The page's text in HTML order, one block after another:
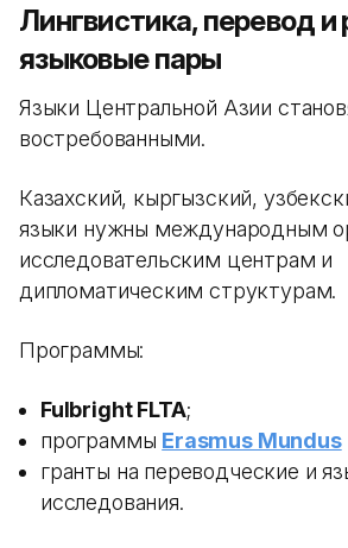
Лингвистика, перевод и
языковые пары
Языки Центральной Азии
востребованными.
Казахский, кыргызский,
языки нужны международным
исследовательским центрам и
дипломатическим структурам.
Программы:
Fulbright FLTA;
программы Erasmus Mundus
гранты на переводческие и
исследования.